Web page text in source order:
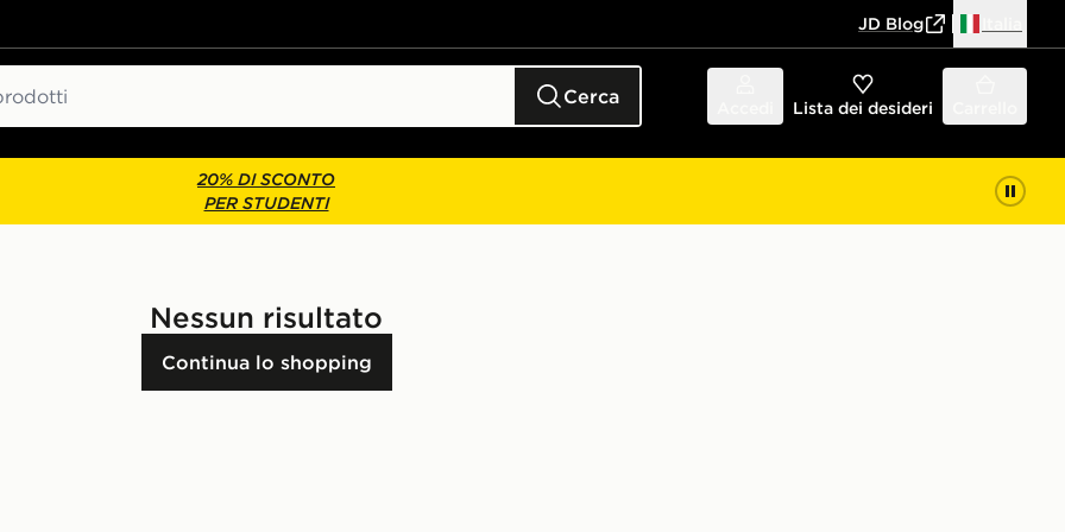
JD Blog
Cerca Lista dei desideri
20% DI SCONTO
PER STUDENTI
Nessun risultato
Continua lo shopping